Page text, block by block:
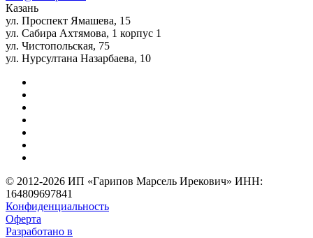
Казань
ул. Проспект Ямашева, 15
ул. Сабира Ахтямова, 1 корпус 1
ул. Чистопольская, 75
ул. Нурсултана Назарбаева, 10
© 2012-2026 ИП «Гарипов Марсель Ирекович» ИНН:
164809697841
Конфиденциальность
Оферта
Разработано в